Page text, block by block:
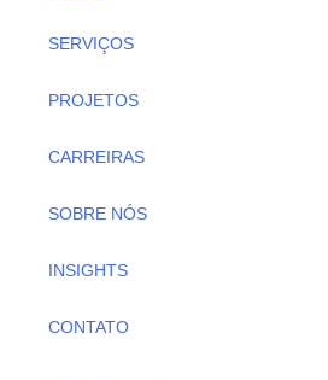
SERVIÇOS
PROJETOS
CARREIRAS
SOBRE NÓS
INSIGHTS
CONTATO